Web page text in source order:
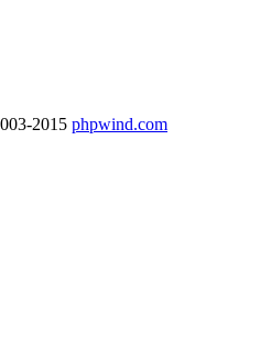
2015 phpwind.com